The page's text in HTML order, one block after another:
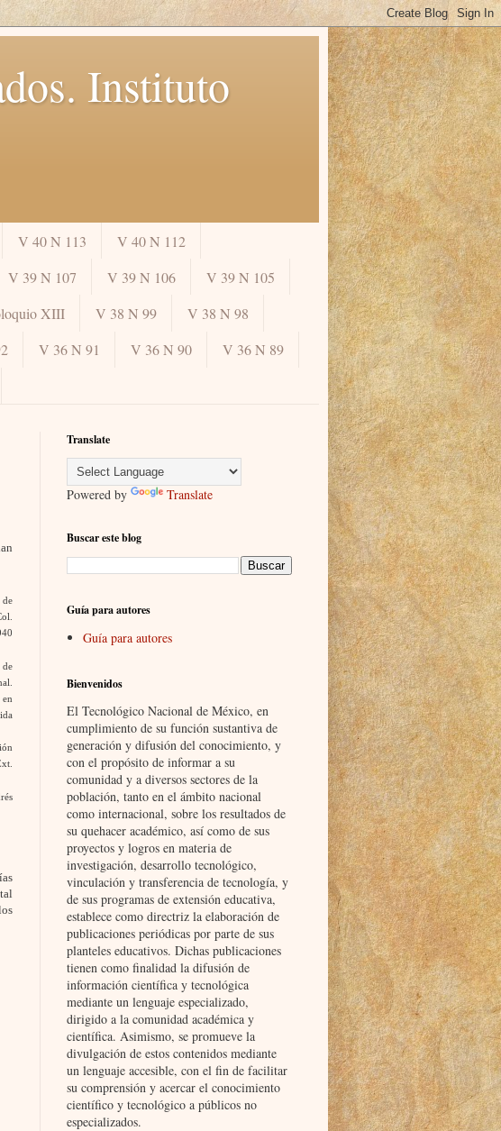
Instituto
V 40 N 113
V 40 N 112
V 39 N 107 V 39 N 106
V 39 N 105
XIII V 38 N 99
V 38 N 98
V 36 N 91 V 36 N 90
V 36 N 89
de
de
en
Translate
Powered by Translate
Buscar este blog
Guía para autores
Guía para autores
Bienvenidos
El Tecnológico Nacional de México, en
cumplimiento de su función sustantiva de
generación y difusión del conocimiento, y
con el propósito de informar a su
comunidad y a diversos sectores de la
población, tanto en el ámbito nacional
como internacional, sobre los resultados de
su quehacer académico, así como de sus
proyectos y logros en materia de
investigación, desarrollo tecnológico,
vinculación y transferencia de tecnología, y
de sus programas de extensión educativa,
establece como directriz la elaboración de
publicaciones periódicas por parte de sus
planteles educativos. Dichas publicaciones
tienen como finalidad la difusión de
información científica y tecnológica
mediante un lenguaje especializado,
dirigido a la comunidad académica y
científica. Asimismo, se promueve la
divulgación de estos contenidos mediante
un lenguaje accesible, con el fin de facilitar
su comprensión y acercar el conocimiento
científico y tecnológico a públicos no
especializados.